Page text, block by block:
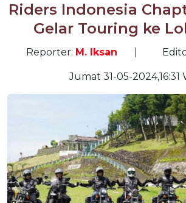
Riders Indonesia
Gelar Touring ke
Reporter: M. Iksan
Jumat 31-05-2024,16:31